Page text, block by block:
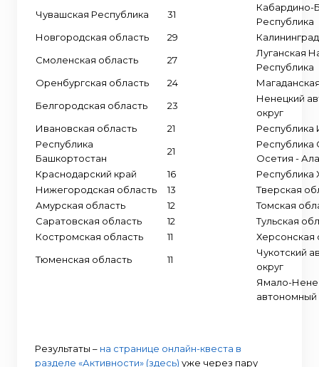
Чувашская Республика
31
Кабардино-
Республика
Новгородская область
29
Смоленская область
27
Луганская
Республика
Оренбургская область
24
Белгородская область
23
Ненецкий
округ
Ивановская область
21
Республика
Республика
Башкортостан
21
Республика
Осетия -
Краснодарский край
16
Республика
Нижегородская область
13
Тверская
Амурская область
12
Томская
Саратовская область
12
Тульская
Костромская область
11
Херсонская
Тюменская область
11
Чукотский
округ
Ямало-
автономный
Результаты – на странице онлайн-квеста в
разделе «Активности» (здесь) уже через пару